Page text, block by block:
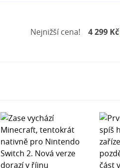
Nejnižší cena! 4 299 Kč